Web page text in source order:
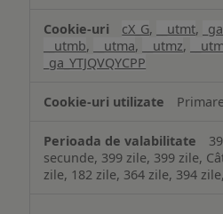
cX_G, __utmt,
__utmb, __utma, __utmz,
_ga_YTJQVQYCPP
secunde, 399 zile, 399 zile,
zile, 182 zile, 364 zile, 394